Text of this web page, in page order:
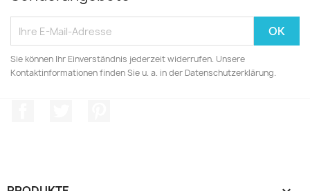
Sie können Ihr Einverständnis jederzeit widerrufen. Unsere
Kontaktinformationen finden Sie u. a. in der Datenschutzerklärung.